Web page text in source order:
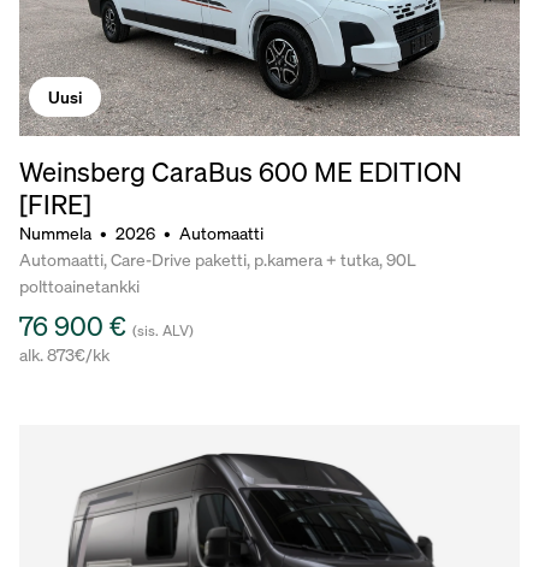
Uusi
Weinsberg CaraBus 600 ME EDITION
[FIRE]
Nummela • 2026 • Automaatti
Automaatti, Care-Drive paketti, p.kamera + tutka, 90L
polttoainetankki
76 900 € (sis. ALV)
alk. 873€/kk